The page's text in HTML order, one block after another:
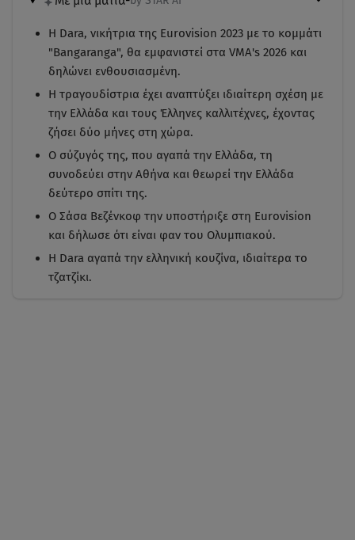
Η Dara, νικήτρια της Eurovision 2023 με το κομμάτι
"Bangaranga", θα εμφανιστεί στα VMA's 2026 και
δηλώνει ενθουσιασμένη.
Η τραγουδίστρια έχει αναπτύξει ιδιαίτερη σχέση με
την Ελλάδα και τους Έλληνες καλλιτέχνες, έχοντας
ζήσει δύο μήνες στη χώρα.
Ο σύζυγός της, που αγαπά την Ελλάδα, τη
συνοδεύει στην Αθήνα και θεωρεί την Ελλάδα
δεύτερο σπίτι της.
Ο Σάσα Βεζένκοφ την υποστήριξε στη Eurovision
και δήλωσε ότι είναι φαν του Ολυμπιακού.
Η Dara αγαπά την ελληνική κουζίνα, ιδιαίτερα το
τζατζίκι.